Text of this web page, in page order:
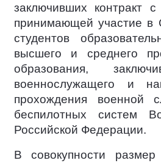
заключивших контракт
принимающей участие в
студентов
высшего и среднего
образования,
военнослужащего и
прохождения военной
беспилотных систем
Российской Федерации.
В совокупности размер